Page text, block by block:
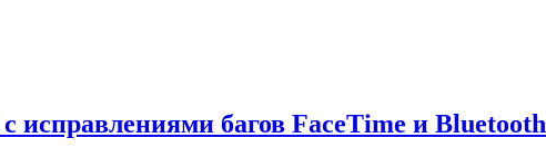
исправлениями багов FaceTime и Bluetooth